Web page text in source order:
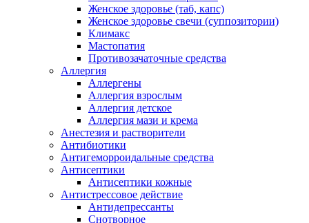
Женское здоровье (таб, капс)
Женское здоровье свечи (суппозитории)
Климакс
Мастопатия
Противозачаточные средства
Аллергия
Аллергены
Аллергия взрослым
Аллергия детское
Аллергия мази и крема
Анестезия и растворители
Антибиотики
Антигеморроидальные средства
Антисептики
Антисептики кожные
Антистрессовое действие
Антидепрессанты
Снотворное